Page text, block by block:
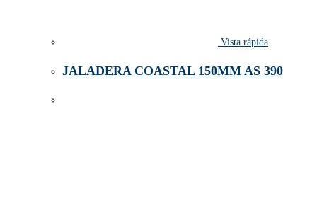
Vista rápida
JALADERA COASTAL 150MM AS 390